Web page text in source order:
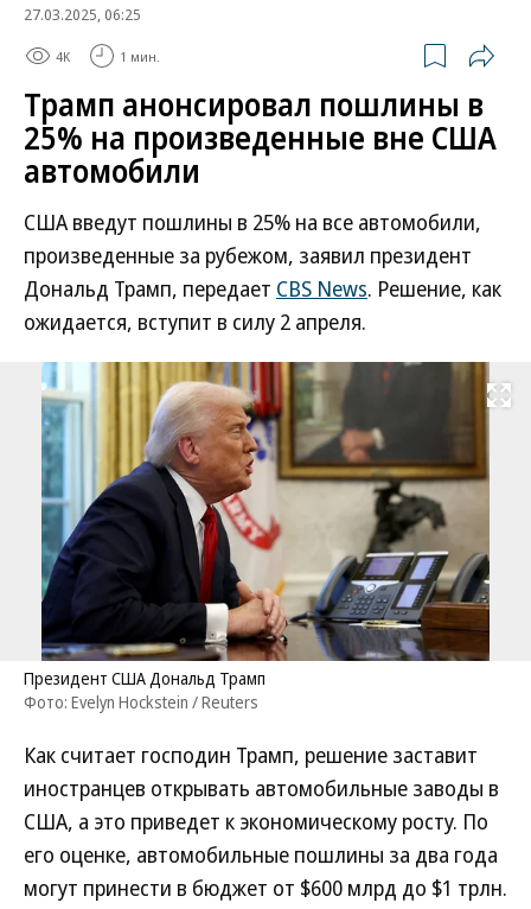
27.03.2025, 06:25
4K 1 мин.
Трамп анонсировал пошлины в
25% на произведенные вне США
автомобили
США введут пошлины в 25% на все автомобили,
произведенные за рубежом, заявил президент
Дональд Трамп, передает CBS News. Решение, как
ожидается, вступит в силу 2 апреля.
Развернуть
Президент США Дональд Трамп
Фото: Evelyn Hockstein / Reuters
Как считает господин Трамп, решение заставит
иностранцев открывать автомобильные заводы в
США, а это приведет к экономическому росту. По
его оценке, автомобильные пошлины за два года
могут принести в бюджет от $600 млрд до $1 трлн.